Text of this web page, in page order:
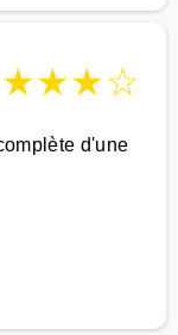
★★★☆
d'une